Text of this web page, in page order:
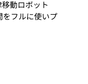
動ロボット
をフルに使いプ